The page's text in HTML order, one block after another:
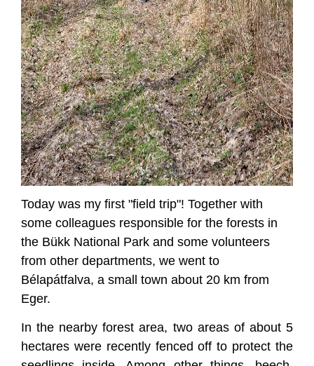
Today was my first "field trip"! Together with
some colleagues responsible for the forests in
the Bükk National Park and some volunteers
from other departments, we went to
Bélapátfalva, a small town about 20 km from
Eger.
In the nearby forest area, two areas of about 5
hectares were recently fenced off to protect the